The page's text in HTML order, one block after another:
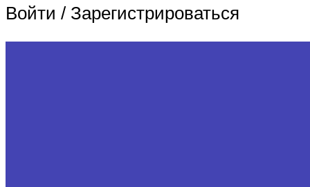
Войти / Зарегистрироваться